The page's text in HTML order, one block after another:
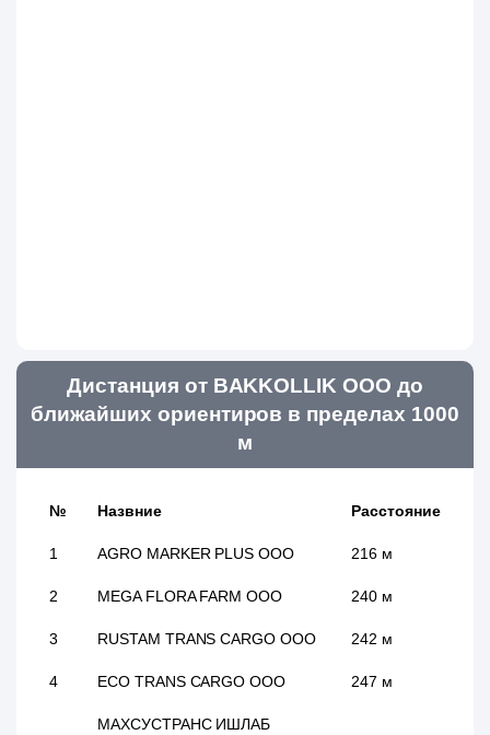
Дистанция от BAKKOLLIK ООО до
ближайших ориентиров в пределах 1000
м
№ Назвние Расстояние
1 AGRO MARKER PLUS ООО 216 м
2 MEGA FLORA FARM ООО 240 м
3 RUSTAM TRANS CARGO ООО 242 м
4 ECO TRANS CARGO ООО 247 м
МАХСУСТРАНС ИШЛАБ